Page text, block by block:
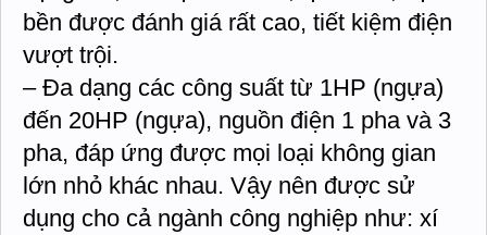
bền được đánh giá rất cao, tiết kiệm điện
vượt trội.
– Đa dạng các công suất từ 1HP (ngựa)
đến 20HP (ngựa), nguồn điện 1 pha và 3
pha, đáp ứng được mọi loại không gian
lớn nhỏ khác nhau. Vậy nên được sử
dụng cho cả ngành công nghiệp như: xí